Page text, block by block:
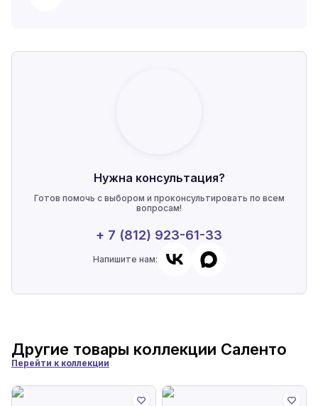
Нужна консультация?
Готов помочь с выбором и проконсультировать по всем
вопросам!
+ 7 (812) 923-61-33
Напишите нам:
Другие товары коллекции Саленто
Перейти к коллекции